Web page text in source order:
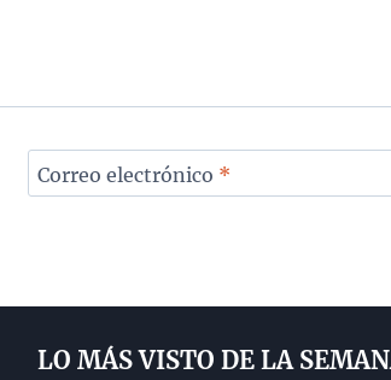
Correo electrónico *
LO MÁS VISTO DE LA